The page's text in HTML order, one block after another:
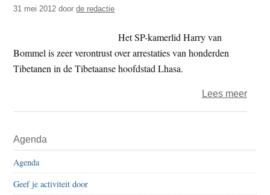
31 mei 2012 doorde redactie
Het SP-kamerlid Harry van
Bommel is zeer verontrust over arrestaties van honderden
Tibetanen in de Tibetaanse hoofdstad Lhasa.
Lees meerover
eist
Sidebar
Agenda
Agenda
Geef je activiteit door